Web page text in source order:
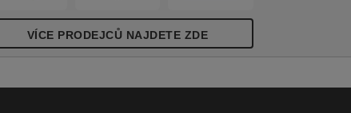
VÍCE PRODEJCŮ NAJDETE ZDE